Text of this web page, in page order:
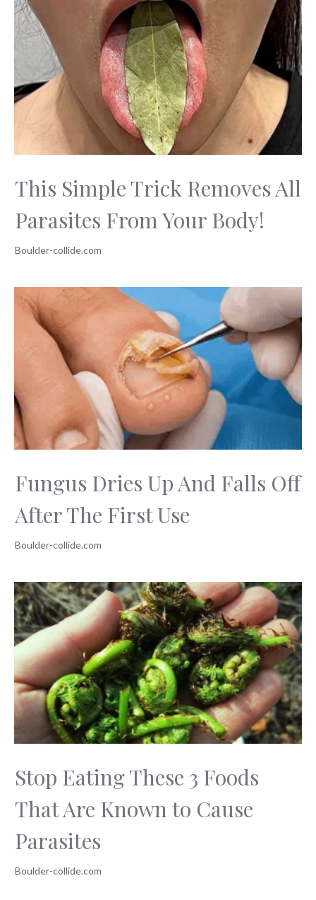
This Simple Trick Removes All
Parasites From Your Body!
Fungus Dries Up And Falls Off
After The First Use
Stop Eating These 3 Foods
That Are Known to Cause
Parasites